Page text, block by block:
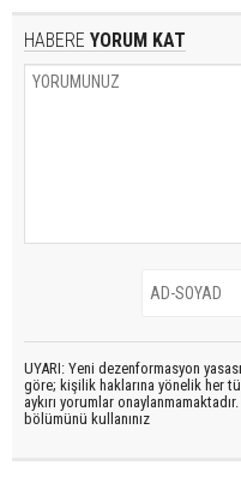
HABERE YORUM KAT
UYARI: Yeni dezenformasyon
göre; kişilik haklarına yönelik her
aykırı yorumlar
bölümünü kullanınız